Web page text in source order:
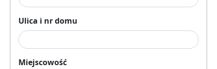
Ulica i nr domu
Miejscowość